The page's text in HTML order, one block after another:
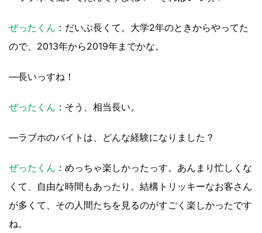
ぜったくん ：だいぶ長くて。大学2年のときからやってた
ので、2013年から2019年までかな。
―長いっすね！
ぜったくん ：そう、相当長い。
―ラブホのバイトは、どんな経験になりました？
ぜったくん ：めっちゃ楽しかったっす。あんまり忙しくな
くて、自由な時間もあったり。結構トリッキーなお客さん
が多くて、その人間たちを見るのがすごく楽しかったです
ね。